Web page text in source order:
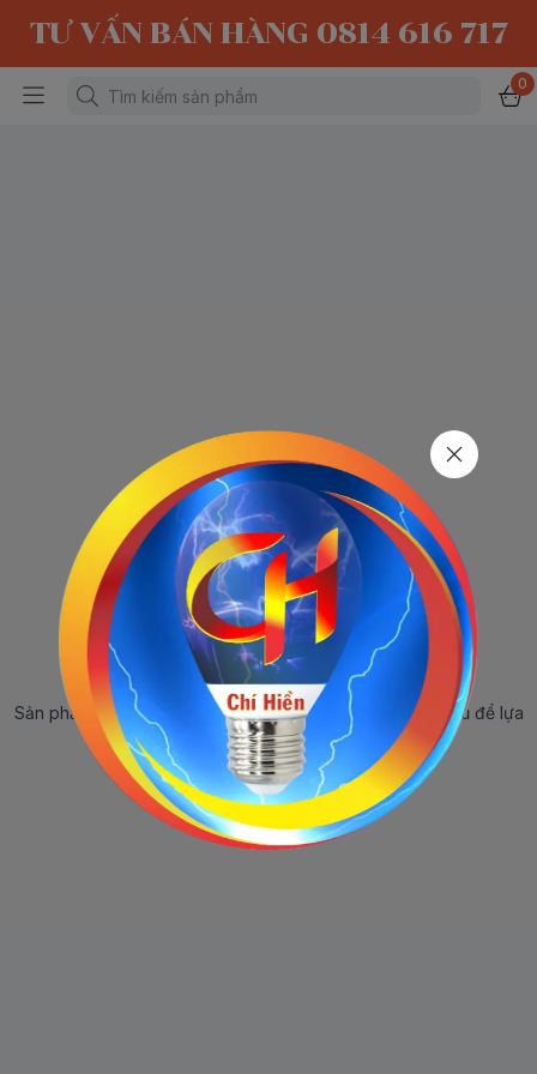
TƯ VẤN BÁN HÀNG 0814 616 717
0
Sản phẩm ngừng bán
Sản phẩm này hiện tại đã ngừng bán. Hãy trở về trang chủ để lựa
chọn sản phẩm khác.
Quay lại trang chủ